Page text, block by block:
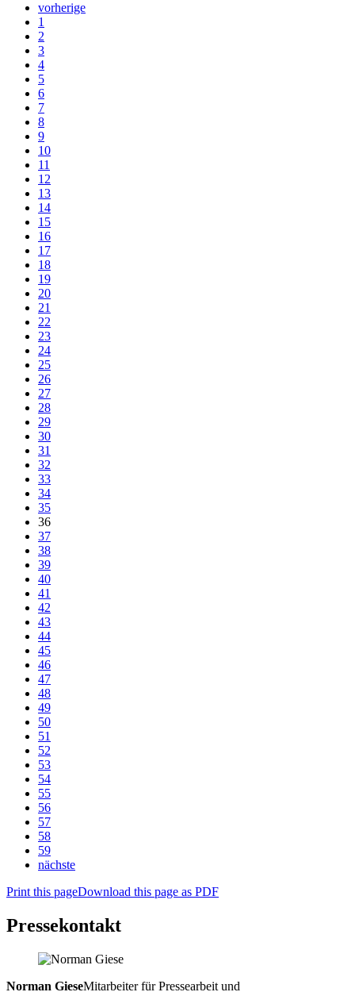
vorherige
1
2
3
4
5
6
7
8
9
10
11
12
13
14
15
16
17
18
19
20
21
22
23
24
25
26
27
28
29
30
31
32
33
34
35
36
37
38
39
40
41
42
43
44
45
46
47
48
49
50
51
52
53
54
55
56
57
58
59
nächste
Print this pageDownload this page as PDF
Pressekontakt
Norman GieseMitarbeiter für Pressearbeit und